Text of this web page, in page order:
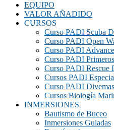
EQUIPO
VALOR AÑADIDO
CURSOS
Curso PADI Scuba
Curso PADI Open
Curso PADI
Curso PADI
Curso PADI Rescue
Cursos PADI
Curso PADI
Cursos Biología
INMERSIONES
Bautismo de Buceo
Inmersiones Guiadas